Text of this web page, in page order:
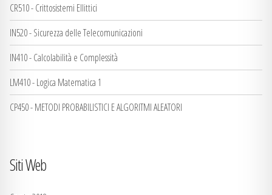
CR510 - Crittosistemi Ellittici
IN520 - Sicurezza delle Telecomunicazioni
IN410 - Calcolabilità e Complessità
LM410 - Logica Matematica 1
CP450 - METODI PROBABILISTICI E ALGORITMI ALEATORI
Siti Web